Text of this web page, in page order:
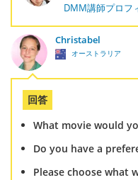
DMM講師プロフ
Christabel
オーストラリア
回答
What movie would
Do you have a
Please choose what